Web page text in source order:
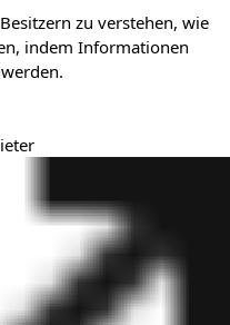
zu verstehen, wie
indem Informationen